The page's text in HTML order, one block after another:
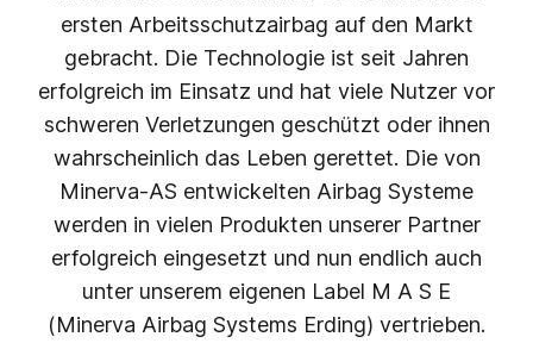
ersten Arbeitsschutzairbag auf den Markt
gebracht. Die Technologie ist seit Jahren
erfolgreich im Einsatz und hat viele Nutzer vor
schweren Verletzungen geschützt oder ihnen
wahrscheinlich das Leben gerettet. Die von
Minerva-AS entwickelten Airbag Systeme
werden in vielen Produkten unserer Partner
erfolgreich eingesetzt und nun endlich auch
unter unserem eigenen Label M A S E
(Minerva Airbag Systems Erding) vertrieben.